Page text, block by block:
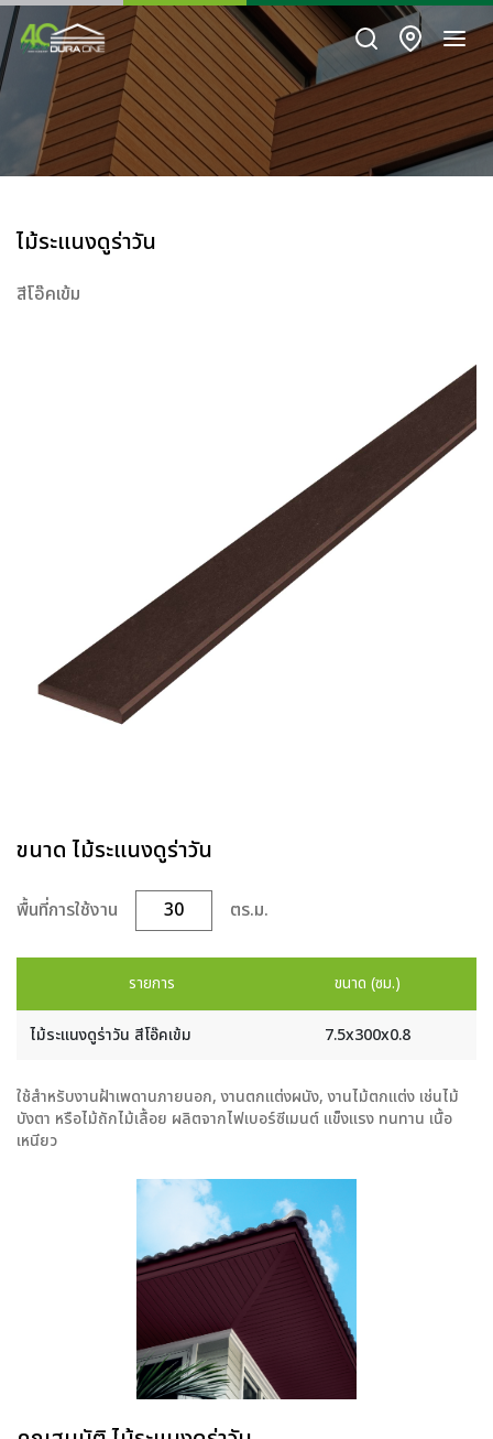
ไม้ระแนงดูร่าวัน
สีโอ๊คเข้ม
ขนาด ไม้ระแนงดูร่าวัน
พื้นที่การใช้งาน ตร.ม.
รายการ ขนาด (ซม.)
ไม้ระแนงดูร่าวัน สีโอ๊คเข้ม 7.5x300x0.8
ใช้สำหรับงานฝ้าเพดานภายนอก, งานตกแต่งผนัง, งานไม้ตกแต่ง เช่นไม้
บังตา หรือไม้ถักไม้เลื้อย ผลิตจากไฟเบอร์ซีเมนต์ แข็งแรง ทนทาน เนื้อ
เหนียว